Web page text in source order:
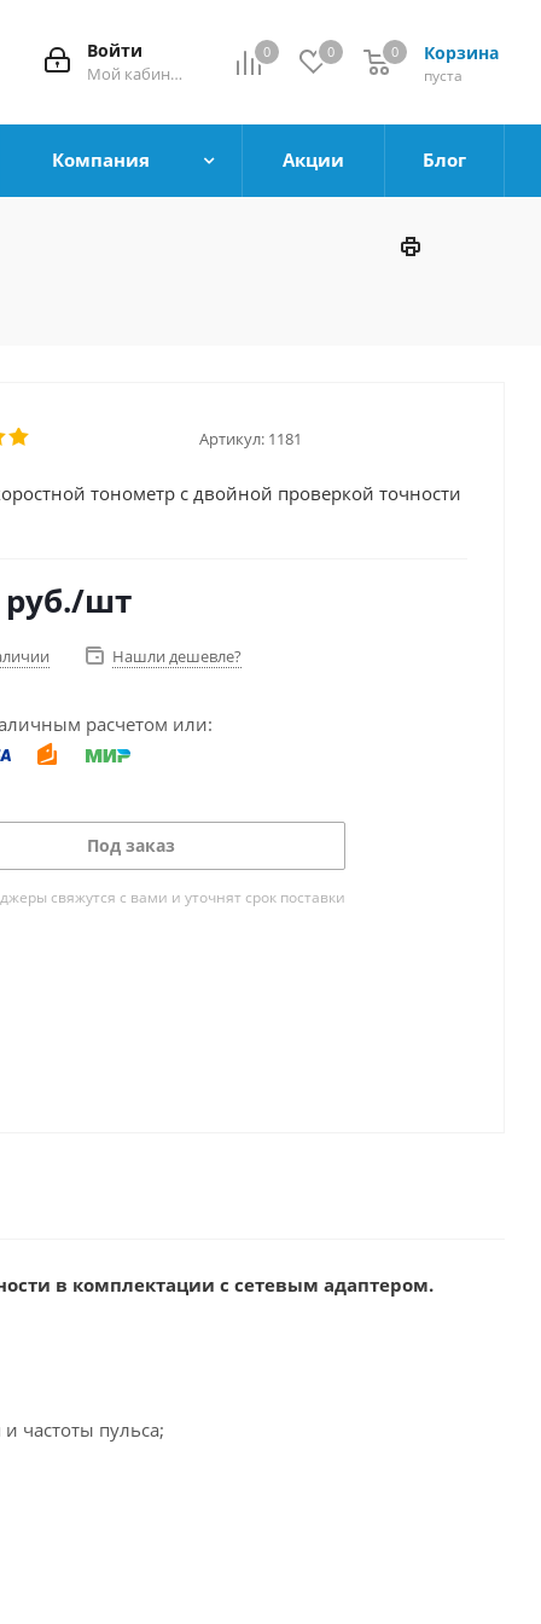
0 0 Корзина
0
пуста
0
Войти
Мой кабинет
Компания Акции Блог
Артикул: 1181
тонометр с двойной проверкой точности
руб./шт
Нашли дешевле?
расчетом или:
Под заказ
свяжутся с вами и уточнят срок поставки
в комплектации с сетевым адаптером.
частоты пульса;